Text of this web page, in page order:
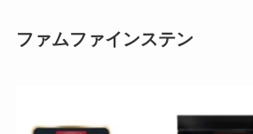
ファムファインステン